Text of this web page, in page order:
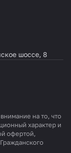
шоссе, 8
на то, что
характер и
офертой,